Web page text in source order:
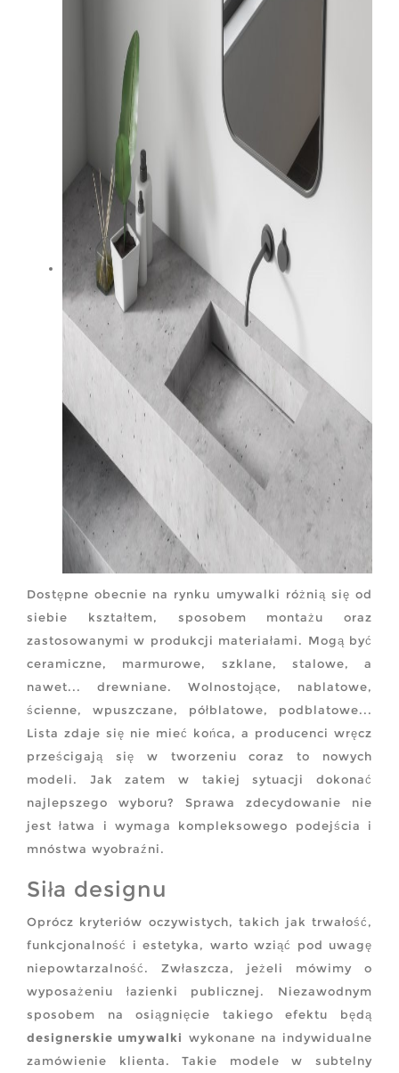
Dostępne obecnie na rynku umywalki różnią się od
siebie kształtem, sposobem montażu oraz
zastosowanymi w produkcji materiałami. Mogą być
ceramiczne, marmurowe, szklane, stalowe, a
nawet... drewniane. Wolnostojące, nablatowe,
ścienne, wpuszczane, półblatowe, podblatowe...
Lista zdaje się nie mieć końca, a producenci wręcz
prześcigają się w tworzeniu coraz to nowych
modeli. Jak zatem w takiej sytuacji dokonać
najlepszego wyboru? Sprawa zdecydowanie nie
jest łatwa i wymaga kompleksowego podejścia i
mnóstwa wyobraźni.
Siła designu
Oprócz kryteriów oczywistych, takich jak trwałość,
funkcjonalność i estetyka, warto wziąć pod uwagę
niepowtarzalność. Zwłaszcza, jeżeli mówimy o
wyposażeniu łazienki publicznej. Niezawodnym
sposobem na osiągnięcie takiego efektu będą
designerskie umywalki wykonane na indywidualne
zamówienie klienta. Takie modele w subtelny